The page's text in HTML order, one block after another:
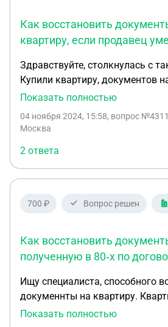
Как восстановить
квартиру, если продавец
Здравствуйте, столкнулась с
Купили квартиру, документов
была знакомая, начала
умерла. И что теперь делать, и
обратиться для
Показать полностью
04 ноября 2024, 15:58, вопрос
Москва
2 ответа
700 ₽ Вопрос решен
Как восстановить
полученную в 80‑х по
Ищу специалиста, способного
докуменнты на квартиру.
получена по договору мены,
Показать полностью